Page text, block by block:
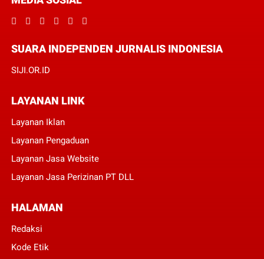
SUARA INDEPENDEN JURNALIS INDONESIA
SIJI.OR.ID
LAYANAN LINK
Layanan Iklan
Layanan Pengaduan
Layanan Jasa Website
Layanan Jasa Perizinan PT DLL
HALAMAN
Redaksi
Kode Etik